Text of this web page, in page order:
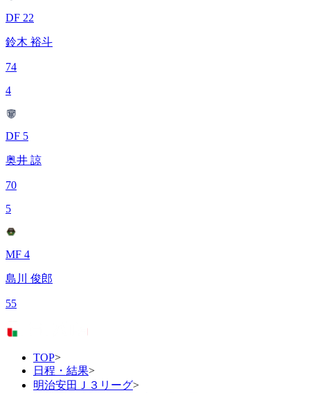
DF 22
鈴木 裕斗
74
4
DF 5
奥井 諒
70
5
MF 4
島川 俊郎
55
TOP>
日程・結果>
明治安田Ｊ３リーグ>